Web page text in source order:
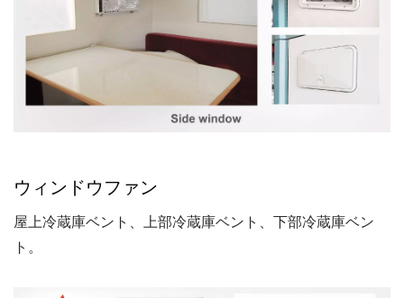
ウィンドウファン
屋上冷蔵庫ベント、上部冷蔵庫ベント、下部冷蔵庫ベン
ト。